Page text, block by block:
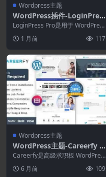
Wordpress主题
WordPress插件-LoginPres
s Pro 6.2.4+Addons–Word
Press登录插件
LoginPress Pro是用于 WordPres
1 月前 117
Wordpress主题
WordPress主题-Careerfy 1
0.3.4–求职板WordPress主
题
Careerfy是高级求职板 WordPres
案...6 月前 109